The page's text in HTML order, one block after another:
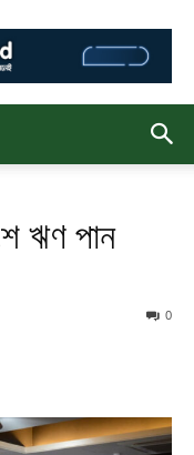
ঋণ পান
0